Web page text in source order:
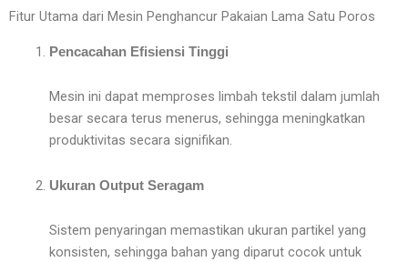
Fitur Utama dari Mesin Penghancur Pakaian Lama Satu Poros
Pencacahan Efisiensi Tinggi
Mesin ini dapat memproses limbah tekstil dalam jumlah
besar secara terus menerus, sehingga meningkatkan
produktivitas secara signifikan.
Ukuran Output Seragam
Sistem penyaringan memastikan ukuran partikel yang
konsisten, sehingga bahan yang diparut cocok untuk